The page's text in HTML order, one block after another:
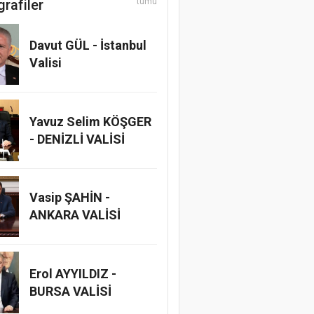
Davut GÜL - İstanbul
Valisi
Yavuz Selim KÖŞGER
- DENİZLİ VALİSİ
Vasip ŞAHİN -
ANKARA VALİSİ
Erol AYYILDIZ -
BURSA VALİSİ